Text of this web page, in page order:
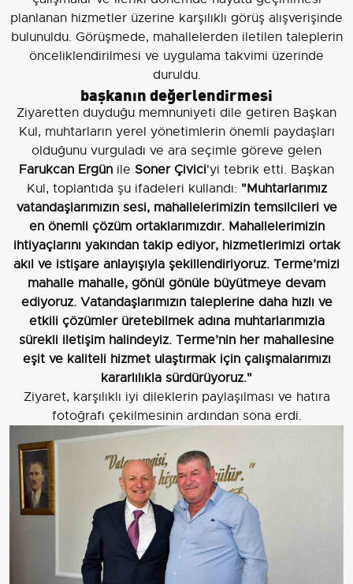
planlanan hizmetler üzerine karşılıklı görüş alışverişinde
bulunuldu. Görüşmede, mahallelerden iletilen taleplerin
önceliklendirilmesi ve uygulama takvimi üzerinde
duruldu.
başkanın değerlendirmesi
Ziyaretten duyduğu memnuniyeti dile getiren Başkan
Kul, muhtarların yerel yönetimlerin önemli paydaşları
olduğunu vurguladı ve ara seçimle göreve gelen
Farukcan Ergün ile Soner Çivici'yi tebrik etti. Başkan
Kul, toplantıda şu ifadeleri kullandı: "Muhtarlarımız
vatandaşlarımızın sesi, mahallelerimizin temsilcileri ve
en önemli çözüm ortaklarımızdır. Mahallelerimizin
ihtiyaçlarını yakından takip ediyor, hizmetlerimizi ortak
akıl ve istişare anlayışıyla şekillendiriyoruz. Terme’mizi
mahalle mahalle, gönül gönüle büyütmeye devam
ediyoruz. Vatandaşlarımızın taleplerine daha hızlı ve
etkili çözümler üretebilmek adına muhtarlarımızla
sürekli iletişim halindeyiz. Terme’nin her mahallesine
eşit ve kaliteli hizmet ulaştırmak için çalışmalarımızı
kararlılıkla sürdürüyoruz."
Ziyaret, karşılıklı iyi dileklerin paylaşılması ve hatıra
fotoğrafı çekilmesinin ardından sona erdi.